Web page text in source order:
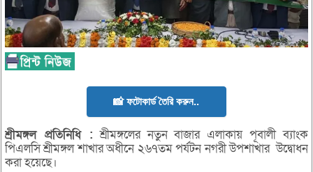
📸 ফটোকার্ড তৈরি করুন..
শ্রীমঙ্গল প্রতিনিধি : শ্রীমঙ্গলের নতুন বাজার এলাকায় পূবালী ব্যাংক
পিএলসি শ্রীমঙ্গল শাখার অধীনে ২৬৭তম পর্যটন নগরী উপশাখার উদ্বোধন
করা হয়েছে।